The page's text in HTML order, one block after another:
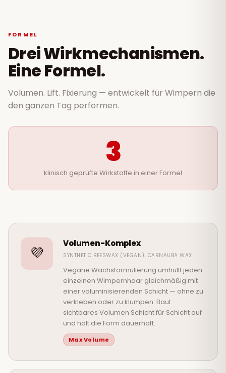
FORMEL
Drei Wirkmechanismen.
Eine Formel.
Volumen. Lift. Fixierung — entwickelt für Wimpern die
den ganzen Tag performen.
3
klinisch geprüfte Wirkstoffe in einer Formel
💜
Volumen-Komplex
SYNTHETIC BEESWAX (VEGAN), CARNAUBA WAX
Vegane Wachsformulierung umhüllt jeden
einzelnen Wimpernhaar gleichmäßig mit
einer voluminisierenden Schicht — ohne zu
verkleben oder zu klumpen. Baut
sichtbares Volumen Schicht für Schicht auf
und hält die Form dauerhaft.
Max Volume